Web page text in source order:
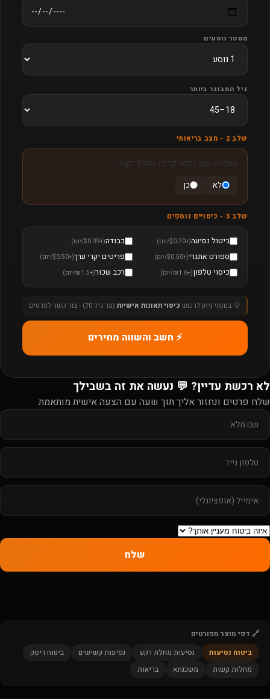
מספר נוסעים
גיל המבוגר ביותר
שלב 2 - מצב בריאותי
האם יש מצב רפואי קיים / מחלת רקע?
לא
כן
שלב 3 - כיסויים נוספים
ביטול נסיעה(+$0.70/יום) כבודה(+$0.39/יום)
ספורט אתגרי(+$0.50/יום) פריטים יקרי ערך(+$0.50/יום)
כיסוי טלפון(+₪1.6/יום) רכב שכור(+₪1.5/יום)
💡 בנוסף ניתן לרכוש כיסוי תאונות אישיות (עד גיל 70) - צור קשר לפרטים
⚡ חשב והשווה מחירים
לא רכשת עדיין? 💬 נעשה את זה בשבילך
שלח פרטים ונחזור אליך תוך שעה עם הצעה אישית מותאמת
שלח
🔗 דפי מוצר מפורטים
ביטוח נסיעות
נסיעות מחלת רקע נסיעות קשישים
ביטוח ריסק
מחלות קשות
משכנתא בריאות